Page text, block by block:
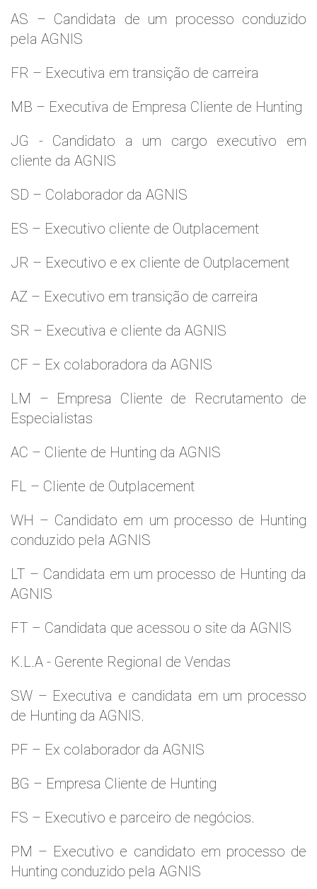
AS – Candidata de um processo conduzido
pela AGNIS
FR – Executiva em transição de carreira
MB – Executiva de Empresa Cliente de Hunting
JG - Candidato a um cargo executivo em
cliente da AGNIS
SD – Colaborador da AGNIS
ES – Executivo cliente de Outplacement
JR – Executivo e ex cliente de Outplacement
AZ – Executivo em transição de carreira
SR – Executiva e cliente da AGNIS
CF – Ex colaboradora da AGNIS
LM – Empresa Cliente de Recrutamento de
Especialistas
AC – Cliente de Hunting da AGNIS
FL – Cliente de Outplacement
WH – Candidato em um processo de Hunting
conduzido pela AGNIS
LT – Candidata em um processo de Hunting da
AGNIS
FT – Candidata que acessou o site da AGNIS
K.L.A - Gerente Regional de Vendas
SW – Executiva e candidata em um processo
de Hunting da AGNIS.
PF – Ex colaborador da AGNIS
BG – Empresa Cliente de Hunting
FS – Executivo e parceiro de negócios.
PM – Executivo e candidato em processo de
Hunting conduzido pela AGNIS